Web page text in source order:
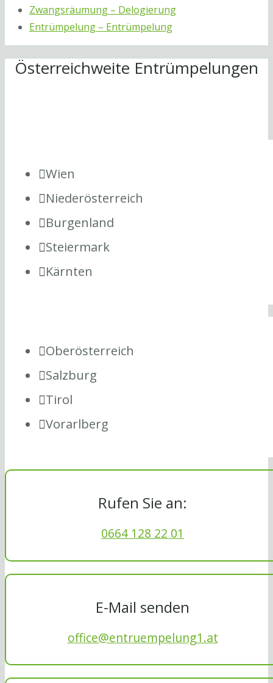
Zwangsräumung – Delogierung
Entrümpelung – Entrümpelung
Österreichweite Entrümpelungen
Wien
Niederösterreich
Burgenland
Steiermark
Kärnten
Oberösterreich
Salzburg
Tirol
Vorarlberg
Rufen Sie an:
0664 128 22 01
E-Mail senden
office@entruempelung1.at